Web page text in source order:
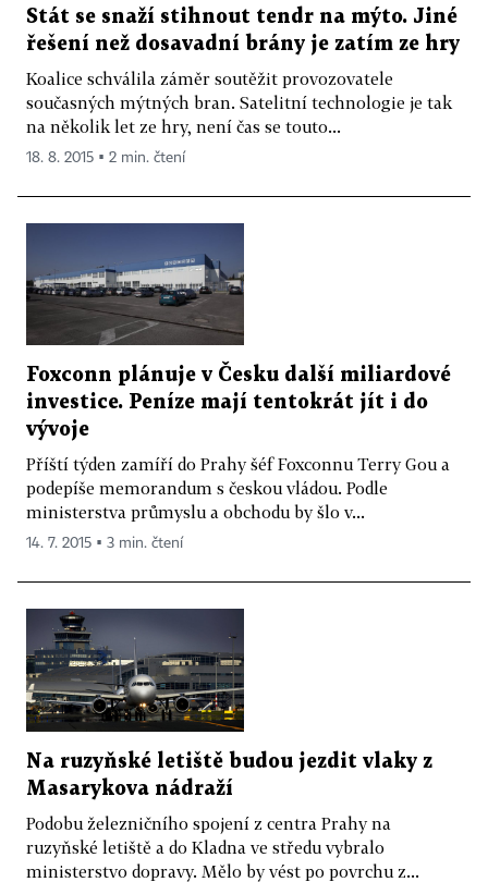
Stát se snaží stihnout tendr na mýto. Jiné
řešení než dosavadní brány je zatím ze hry
Koalice schválila záměr soutěžit provozovatele
současných mýtných bran. Satelitní technologie je tak
na několik let ze hry, není čas se touto...
18. 8. 2015 ▪ 2 min. čtení
Foxconn plánuje v Česku další miliardové
investice. Peníze mají tentokrát jít i do
vývoje
Příští týden zamíří do Prahy šéf Foxconnu Terry Gou a
podepíše memorandum s českou vládou. Podle
ministerstva průmyslu a obchodu by šlo v...
14. 7. 2015 ▪ 3 min. čtení
Na ruzyňské letiště budou jezdit vlaky z
Masarykova nádraží
Podobu železničního spojení z centra Prahy na
ruzyňské letiště a do Kladna ve středu vybralo
ministerstvo dopravy. Mělo by vést po povrchu z...